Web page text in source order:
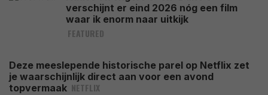
verschijnt er eind 2026 nóg een film
waar ik enorm naar uitkijk
FEATURED
Deze meeslepende historische parel op Netflix zet
je waarschijnlijk direct aan voor een avond
topvermaak NETFLIX